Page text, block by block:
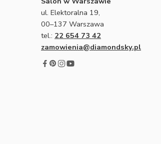
ul. Elektoralna 19,
00–137 Warszawa
tel.: 22 654 73 42
zamowienia@diamondsky.pl